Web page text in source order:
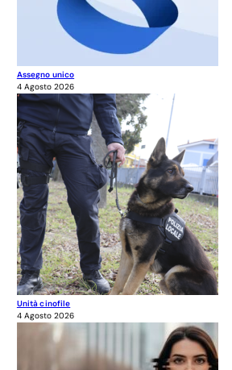
Assegno unico
4 Agosto 2026
Unità cinofile
4 Agosto 2026